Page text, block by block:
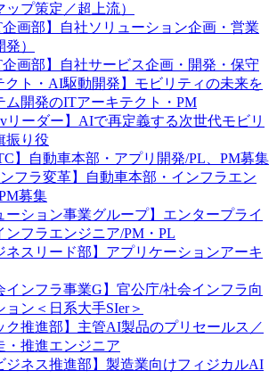
プ策定／超上流）
企画部】自社ソリューション企画・営業
）
企画部】自社サービス企画・開発・保守
クト・AI駆動開発】モビリティの未来を
ム開発のITアーキテクト・PM
リーダー】AIで再定義する次世代モビリ
振り役
】自動車本部・アプリ開発/PL、PM募集
ンフラ変革】自動車本部・インフラエン
募集
ーション事業グループ】エンタープライ
ンフラエンジニア/PM・PL
ネスリード部】アプリケーションアーキ
インフラ事業G】官公庁/社会インフラ向
ョン＜日系大手SIer＞
ク推進部】主管AI製品のプリセールス／
・推進エンジニア
ジネス推進部】製造業向けフィジカルAI